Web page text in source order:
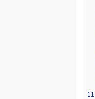
11